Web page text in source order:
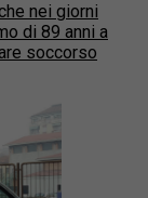
nei giorni
di 89 anni a
soccorso